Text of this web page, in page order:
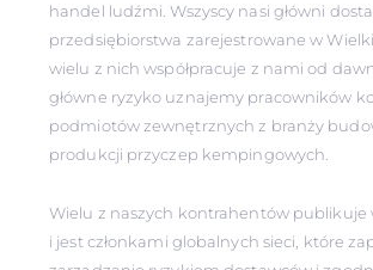
handel ludźmi. Wszyscy nasi główni
przedsiębiorstwa zarejestrowane w
wielu z nich współpracuje z nami od
główne ryzyko uznajemy pracowników
podmiotów zewnętrznych z branży
produkcji przyczep kempingowych.
Wielu z naszych kontrahentów publikuje
i jest członkami globalnych sieci, które